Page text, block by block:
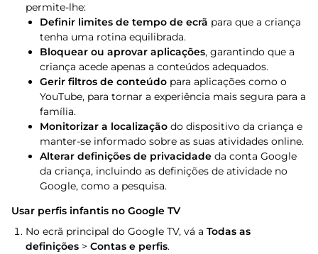
permite-lhe:
Definir limites de tempo de ecrã para que a criança
tenha uma rotina equilibrada.
Bloquear ou aprovar aplicações, garantindo que a
criança acede apenas a conteúdos adequados.
Gerir filtros de conteúdo para aplicações como o
YouTube, para tornar a experiência mais segura para a
família.
Monitorizar a localização do dispositivo da criança e
manter-se informado sobre as suas atividades online.
Alterar definições de privacidade da conta Google
da criança, incluindo as definições de atividade no
Google, como a pesquisa.
Usar perfis infantis no Google TV
No ecrã principal do Google TV, vá a Todas as
definições > Contas e perfis.